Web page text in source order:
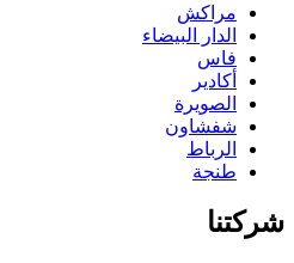
مراكش
الدار البيضاء
فاس
أكادير
الصويرة
شفشاون
الرباط
طنجة